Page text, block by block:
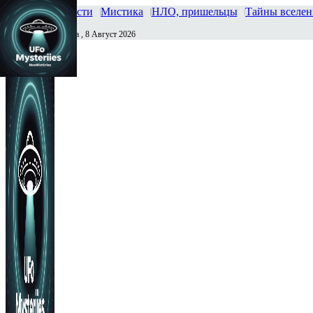
Главная Новости Мистика НЛО, пришельцы Тайны
Сегодня Суббота , 8 Август 2026